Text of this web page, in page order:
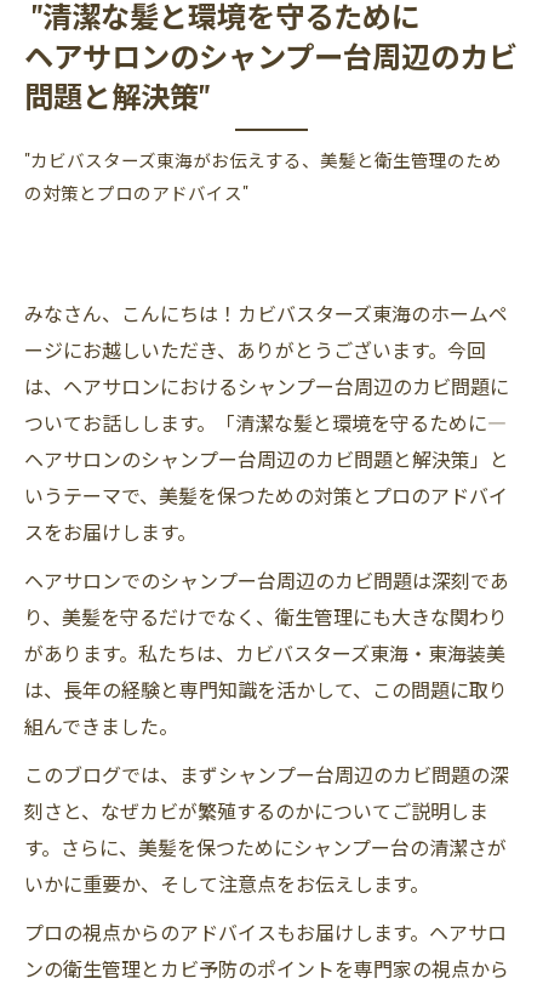
"清潔な髪と環境を守るために
ヘアサロンのシャンプー台周辺のカビ
問題と解決策"
"カビバスターズ東海がお伝えする、美髪と衛生管理のため
の対策とプロのアドバイス"
みなさん、こんにちは！カビバスターズ東海のホームペ
ージにお越しいただき、ありがとうございます。今回
は、ヘアサロンにおけるシャンプー台周辺のカビ問題に
ついてお話しします。「清潔な髪と環境を守るために―
ヘアサロンのシャンプー台周辺のカビ問題と解決策」と
いうテーマで、美髪を保つための対策とプロのアドバイ
スをお届けします。
ヘアサロンでのシャンプー台周辺のカビ問題は深刻であ
り、美髪を守るだけでなく、衛生管理にも大きな関わり
があります。私たちは、カビバスターズ東海・東海装美
は、長年の経験と専門知識を活かして、この問題に取り
組んできました。
このブログでは、まずシャンプー台周辺のカビ問題の深
刻さと、なぜカビが繁殖するのかについてご説明しま
す。さらに、美髪を保つためにシャンプー台の清潔さが
いかに重要か、そして注意点をお伝えします。
プロの視点からのアドバイスもお届けします。ヘアサロ
ンの衛生管理とカビ予防のポイントを専門家の視点から